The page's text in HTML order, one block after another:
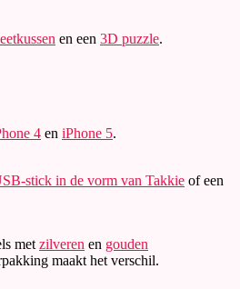
en een 3D puzzle.
4 en iPhone 5.
stick in de vorm van Takkie of een
met zilveren en gouden
maakt het verschil.